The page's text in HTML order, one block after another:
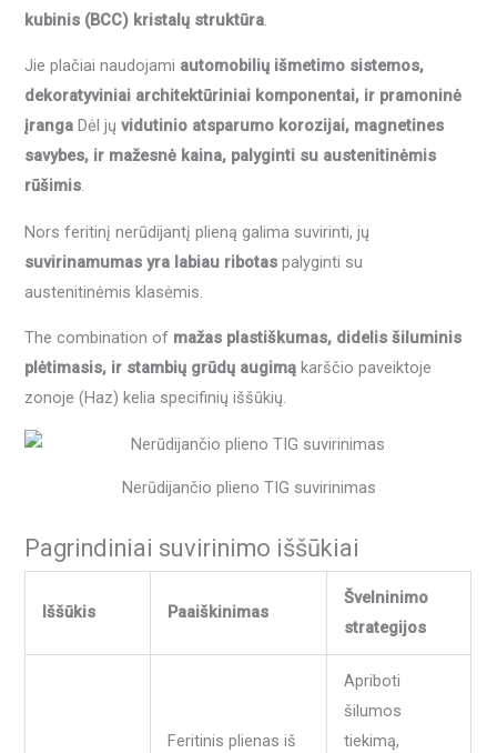
kubinis (BCC) kristalų struktūra
Jie plačiai naudojami automobilių išmetimo sistemos,
dekoratyviniai architektūriniai komponentai, ir pramoninė
įranga Dėl jųvidutinio atsparumo korozijai, magnetines
savybes, ir mažesnė kaina, palyginti su austenitinėmis
rūšimis.
Nors feritinį nerūdijantį plieną galima suvirinti, jų
suvirinamumas yra labiau ribotas palyginti su
austenitinėmis klasėmis.
The combination of mažas plastiškumas, didelis šiluminis
plėtimasis, ir stambių grūdų augimą karščio paveiktoje
zonoje (Haz) kelia specifinių iššūkių.
Nerūdijančio plieno TIG suvirinimas
Pagrindiniai suvirinimo iššūkiai
Iššūkis Paaiškinimas
Švelninimo
strategijos
Feritinis plienas iš
Apriboti
šilumos
tiekimą,